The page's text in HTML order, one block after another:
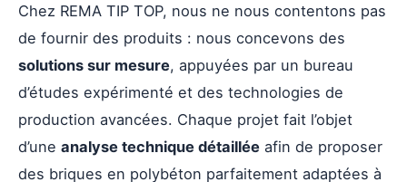
Chez REMA TIP TOP, nous ne nous contentons pas
de fournir des produits : nous concevons des
solutions sur mesure, appuyées par un bureau
d’études expérimenté et des technologies de
production avancées. Chaque projet fait l’objet
d’une analyse technique détaillée afin de proposer
des briques en polybéton parfaitement adaptées à